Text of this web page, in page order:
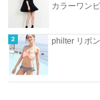
カラーワン
philter リボ